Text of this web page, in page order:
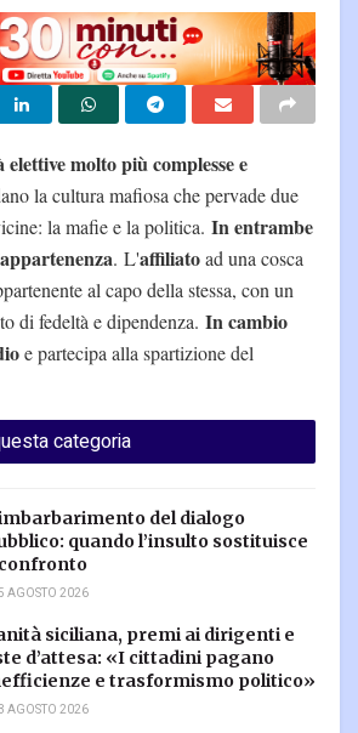
elettive molto più complesse e
la cultura mafiosa che pervade due
la mafie e la politica. In entrambe
. L'affiliatoad una cosca
al capo della stessa, con un
di fedeltà e dipendenza. In cambio
e partecipa alla spartizione del
categoria
del dialogo
quando l’insulto sostituisce
AGOSTO 2026
siciliana, premi ai dirigenti e
d’attesa: «I cittadini pagano
e trasformismo politico»
AGOSTO 2026